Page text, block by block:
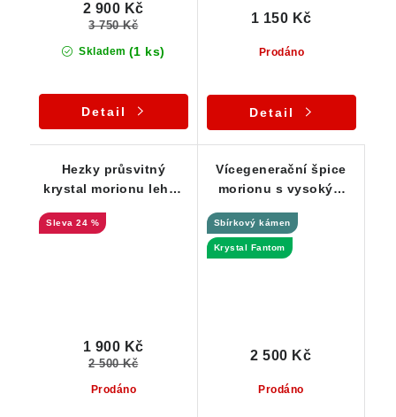
Skladem (1 ks)
2 900 Kč
3 750 Kč
Detail
Prodáno
1 150 Kč
Detail
Hezky průsvitný
krystal morionu lehce
křemenem a
24 %
Prodáno
1 900 Kč
2 500 Kč
Vícegenerační špice
morionu s vysokým
Fantomu
Sbírkový kámen
Krystal Fantom
Prodáno
2 500 Kč